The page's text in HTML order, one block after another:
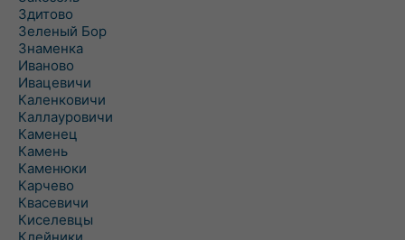
Здитово
Зеленый Бор
Знаменка
Иваново
Ивацевичи
Каленковичи
Каллауровичи
Каменец
Камень
Каменюки
Карчево
Квасевичи
Киселевцы